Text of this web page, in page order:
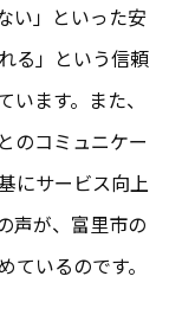
い」といった安
る」という信頼
ます。また、
のコミュニケー
にサービス向上
声が、富里市の
いるのです。